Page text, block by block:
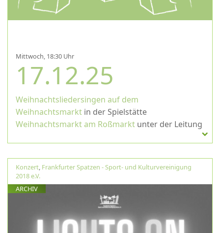
Mittwoch, 18:30 Uhr
17.12.25
Weihnachtsliedersingen auf dem
Weihnachtsmarkt in der Spielstätte
Weihnachtsmarkt am Roßmarkt unter der Leitung
Konzert Frankfurter Spatzen - Sport- und Kulturvereinigung
2018 e.V.
ARCHIV